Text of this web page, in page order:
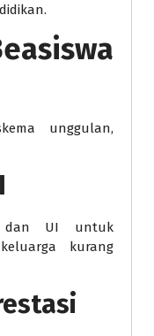
unggulan,
dan UI untuk
kurang